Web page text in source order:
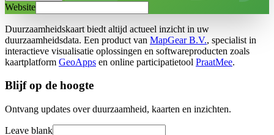
Website
Duurzaamheidskaart biedt altijd actueel inzicht in uw
duurzaamheidsdata. Een product van MapGear B.V., specialist in
interactieve visualisatie oplossingen en softwareproducten zoals
kaartplatform GeoApps en online participatietool PraatMee.
Blijf op de hoogte
Ontvang updates over duurzaamheid, kaarten en inzichten.
Leave blank